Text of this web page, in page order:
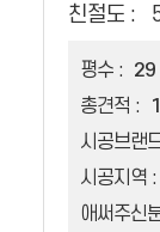
친절도 :
평수 :
29
총견적 :
시공브랜
시공지역 :
애써주신